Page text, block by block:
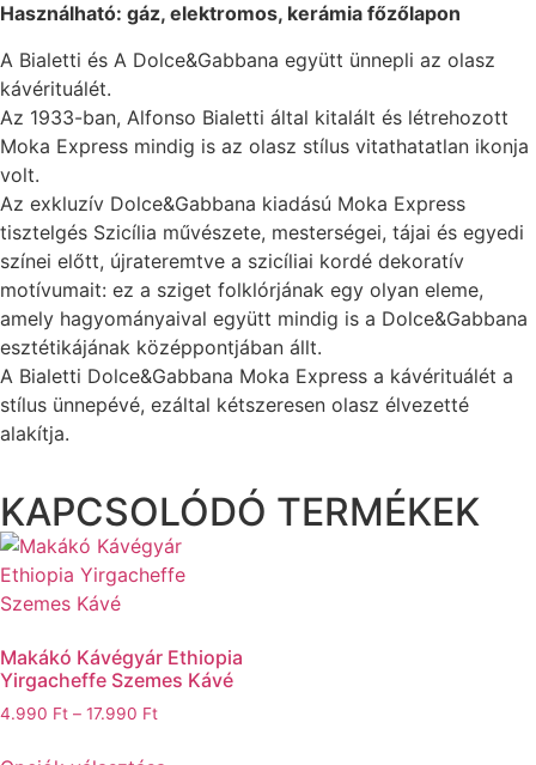
Használható: gáz, elektromos, kerámia főzőlapon
A Bialetti és A Dolce&Gabbana együtt ünnepli az olasz
kávérituálét.
Az 1933-ban, Alfonso Bialetti által kitalált és létrehozott
Moka Express mindig is az olasz stílus vitathatatlan ikonja
volt.
Az exkluzív Dolce&Gabbana kiadású Moka Express
tisztelgés Szicília művészete, mesterségei, tájai és egyedi
színei előtt, újrateremtve a szicíliai kordé dekoratív
motívumait: ez a sziget folklórjának egy olyan eleme,
amely hagyományaival együtt mindig is a Dolce&Gabbana
esztétikájának középpontjában állt.
A Bialetti Dolce&Gabbana Moka Express a kávérituálét a
stílus ünnepévé, ezáltal kétszeresen olasz élvezetté
alakítja.
KAPCSOLÓDÓ TERMÉKEK
Makákó Kávégyár Ethiopia
Yirgacheffe Szemes Kávé
4.990 Ft – 17.990 Ft